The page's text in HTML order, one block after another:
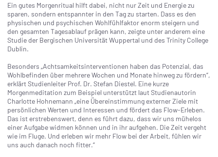
Ein gutes Morgenritual hilft dabei, nicht nur Zeit und Energie zu
sparen, sondern entspannter in den Tag zu starten. Dass es den
physischen und psychischen Wohlfühlfaktor enorm steigern und
den gesamten Tagesablauf prägen kann, zeigte unter anderem eine
Studie der Bergischen Universität Wuppertal und des Trinity College
Dublin.
Besonders „Achtsamkeitsinterventionen haben das Potenzial, das
Wohlbefinden über mehrere Wochen und Monate hinweg zu fördern“,
erklärt Studienleiter Prof. Dr. Stefan Diestel. Eine kurze
Morgenmeditation zum Beispiel unterstützt laut Studienautorin
Charlotte Hohnemann „eine Übereinstimmung externer Ziele mit
persönlichen Werten und Interessen und fördert das Flow-Erleben.
Das ist erstrebenswert, denn es führt dazu, dass wir uns mühelos
einer Aufgabe widmen können und in ihr aufgehen. Die Zeit vergeht
wie im Fluge. Und erleben wir mehr Flow bei der Arbeit, fühlen wir
uns auch danach noch fitter.“